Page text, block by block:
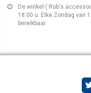
De winkel ( Rob's
18.00 u. Elke Zondag van
bereikbaar.